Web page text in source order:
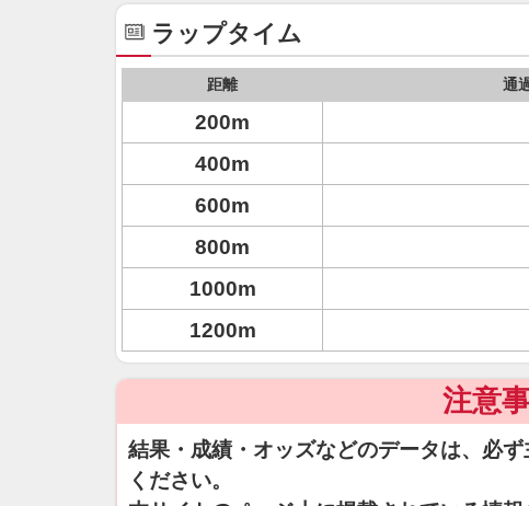
ラップタイム
距離 通
200m
400m
600m
800m
1000m
1200m
注意
結果・成績・オッズなどのデータは、必
ください。